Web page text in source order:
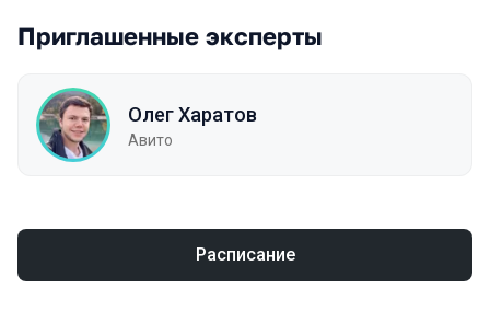
Приглашенные эксперты
Олег Харатов
Авито
Расписание